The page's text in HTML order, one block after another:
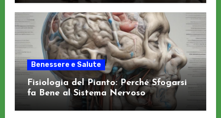
Benessere e Salute
Fisiologia del Pianto: Perché Sfogarsi
fa Bene al Sistema Nervoso